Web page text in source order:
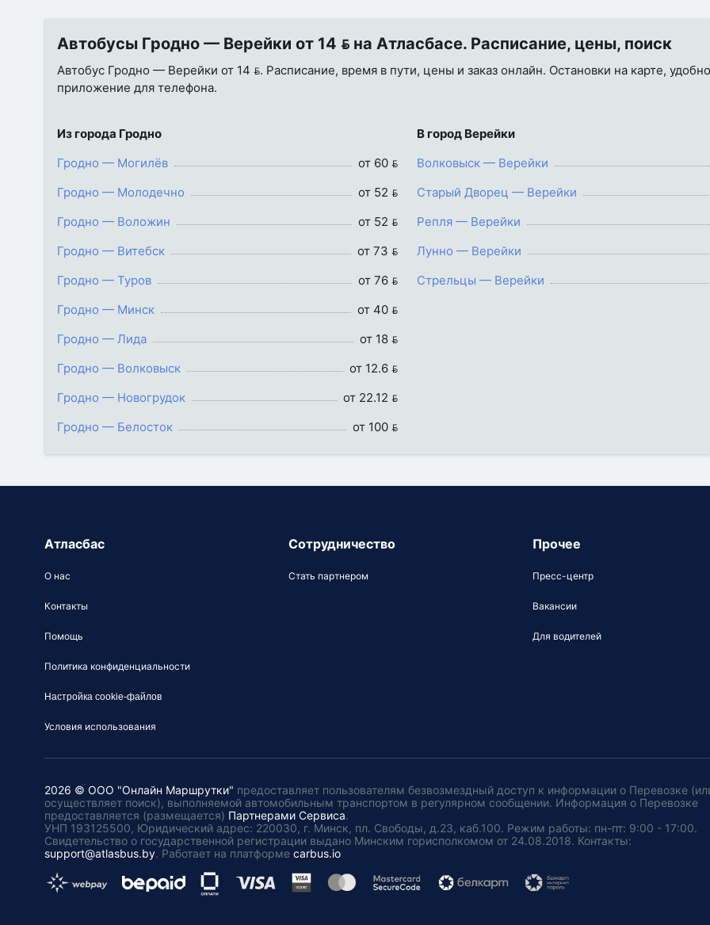
Автобусы Гродно — Верейки от 14  на Атласбасе. Расписание, цены, поиск
Автобус Гродно — Верейки от 14 . Расписание, время в пути, цены и заказ онлайн. Остановки на карте,
приложение для телефона.
Из города Гродно
Гродно — Могилёв
от 60 
Гродно — Молодечно
от 52 
Гродно — Воложин
от 52 
Гродно — Витебск
от 73 
Гродно — Туров
от 76 
Гродно — Минск
от 40 
Гродно — Лида
от 18 
Гродно — Волковыск
от 12.6 
Гродно — Новогрудок
от 22.12 
Гродно — Белосток
от 100 
В город Верейки
Волковыск — Верейки
Старый Дворец — Верейки
Репля — Верейки
Лунно — Верейки
Стрельцы — Верейки
Атласбас
О нас
Контакты
Помощь
Политика конфиденциальности
Настройка cookie-файлов
Условия использования
Сотрудничество
Стать партнером
Прочее
Пресс-центр
Вакансии
Для водителей
2026 © ООО "Онлайн Маршрутки" предоставляет пользователям безвозмездный доступ к информации о Перевозке
осуществляет поиск), выполняемой автомобильным транспортом в регулярном сообщении. Информация о Перевозке
предоставляется (размещается) Партнерами Сервиса.
УНП 193125500, Юридический адрес: 220030, г. Минск, пл. Свободы, д.23, каб.100. Режим работы: пн-пт: 9:00 - 17:00.
Свидетельство о государственной регистрации выдано Минским горисполкомом от 24.08.2018. Контакты:
support@atlasbus.by. Работает на платформе carbus.io